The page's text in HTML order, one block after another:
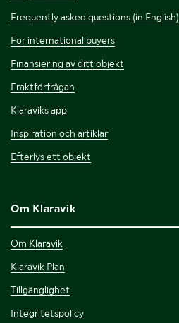
Frequently asked questions (in English)
For international buyers
Finansiering av ditt objekt
Fraktförfrågan
Klaraviks app
Inspiration och artiklar
Efterlys ett objekt
Om Klaravik
Om Klaravik
Klaravik Plan
Tillgänglighet
Integritetspolicy